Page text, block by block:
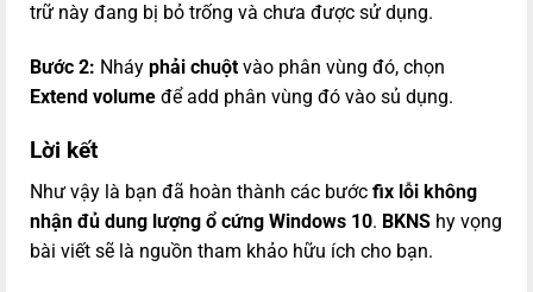
trữ này đang bị bỏ trống và chưa được sử dụng.
Bước 2: Nháy phải chuột vào phân vùng đó, chọn
Extend volume để add phân vùng đó vào sủ dụng.
Lời kết
Như vậy là bạn đã hoàn thành các bước fix lỗi không
nhận đủ dung lượng ổ cứng Windows 10. BKNS hy vọng
bài viết sẽ là nguồn tham khảo hữu ích cho bạn.